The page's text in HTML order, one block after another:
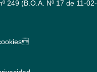
249 (B.O.A. Nº 17 de 11-02-